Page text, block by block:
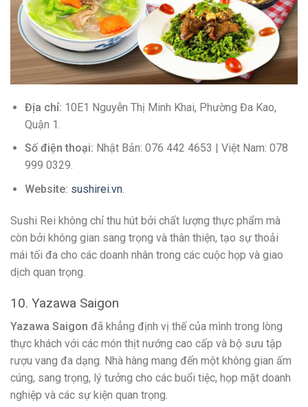
Địa chỉ: 10E1 Nguyễn Thị Minh Khai, Phường Đa Kao,
Quận 1.
Số điện thoại: Nhật Bản: 076 442 4653 | Việt Nam: 078
999 0329.
Website: sushirei.vn.
Sushi Rei không chỉ thu hút bởi chất lượng thực phẩm mà
còn bởi không gian sang trọng và thân thiện, tạo sự thoải
mái tối đa cho các doanh nhân trong các cuộc họp và giao
dịch quan trọng.
10. Yazawa Saigon
Yazawa Saigon đã khẳng định vị thế của mình trong lòng
thực khách với các món thịt nướng cao cấp và bộ sưu tập
rượu vang đa dạng. Nhà hàng mang đến một không gian ấm
cúng, sang trọng, lý tưởng cho các buổi tiệc, họp mặt doanh
nghiệp và các sự kiện quan trọng.